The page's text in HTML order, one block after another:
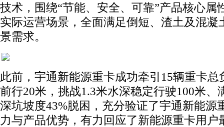
技术，围绕“节能、安全、可靠”产品核心属
实际运营场景，全面满足倒短、渣土及混凝
景需求。
此前，宇通新能源重卡成功牵引15辆重卡总
前行20米，挑战1.3米水深稳定行驶100米、
深坑坡度43%脱困，充分验证了宇通新能源
力与产品优势，有力回应了新能源重卡用户